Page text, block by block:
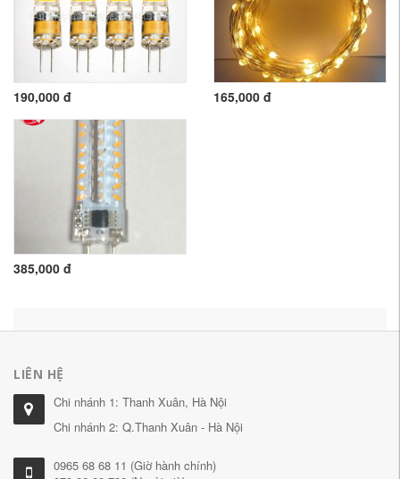
190,000 đ 165,000 đ
385,000 đ
LIÊN HỆ
Chi nhánh 1: Thanh Xuân, Hà Nội
Chi nhánh 2: Q.Thanh Xuân - Hà Nội
0965 68 68 11 (Giờ hành chính)